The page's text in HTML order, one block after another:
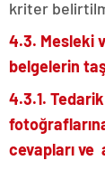
kriter
4.3. Mesleki
belgelerin
4.3.1.
cevapları ve